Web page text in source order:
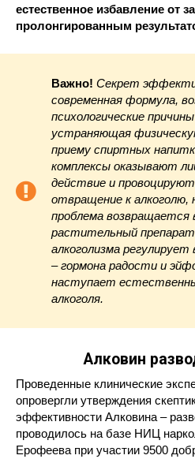
естественное избавление от
пролонгированным
Важно! Секрет
современная формула,
психологические
устраняющая
приему спиртных
комплексы оказывают
действие и
отвращение к алкоголю,
проблема возвращается
растительный
алкоголизма
– гормона радости и
наступает
алкоголя.
Алковин
Проведенные клинические
опровергли утверждения
эффективности Алковина –
проводилось на базе НИЦ
Ерофеева при участии 9500